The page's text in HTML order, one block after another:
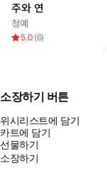
주와 연
청예
5.0 (6)
소장하기 버튼
위시리스트에 담기
카트에 담기
선물하기
소장하기